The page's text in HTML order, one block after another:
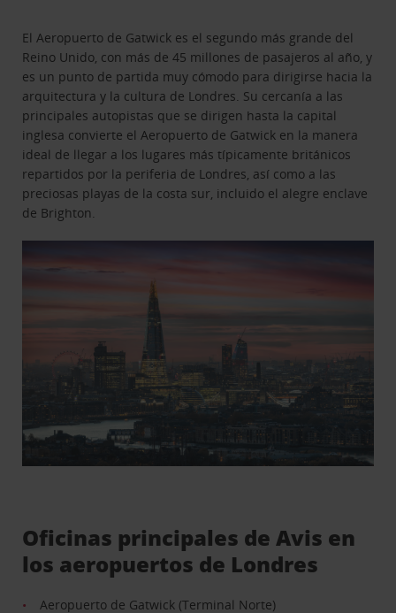
El Aeropuerto de Gatwick es el segundo más grande del
Reino Unido, con más de 45 millones de pasajeros al año, y
es un punto de partida muy cómodo para dirigirse hacia la
arquitectura y la cultura de Londres. Su cercanía a las
principales autopistas que se dirigen hasta la capital
inglesa convierte el Aeropuerto de Gatwick en la manera
ideal de llegar a los lugares más típicamente británicos
repartidos por la periferia de Londres, así como a las
preciosas playas de la costa sur, incluido el alegre enclave
de Brighton.
Oficinas principales de Avis en
los aeropuertos de Londres
Aeropuerto de Gatwick (Terminal Norte)